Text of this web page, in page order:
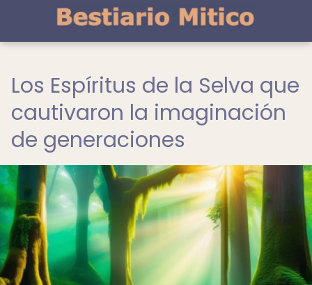
Los Espíritus de la Selva que
cautivaron la imaginación
de generaciones